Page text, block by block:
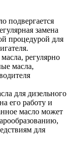
подвергается
замена
процедурой для
регулярно
масла,
для дизельного
его работу и
масло может
для